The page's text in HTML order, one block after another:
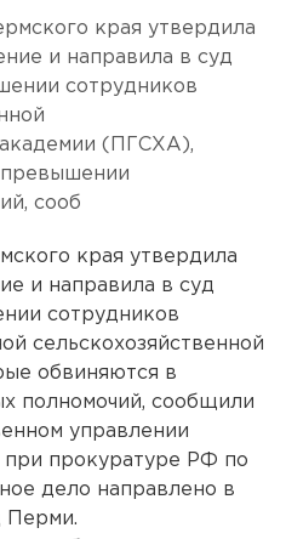
края утвердила
и направила в суд
сотрудников
академии (ПГСХА),
сооб
края утвердила
и направила в суд
сотрудников
сельскохозяйственной
обвиняются в
полномочий, сообщили
управлении
при прокуратуре РФ по
дело направлено в
Перми.